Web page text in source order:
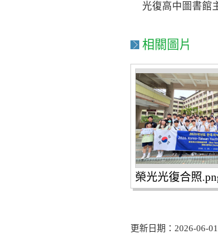
光復高中圖書館
相關圖片
榮光光復合照
更新日期：2026-06-01